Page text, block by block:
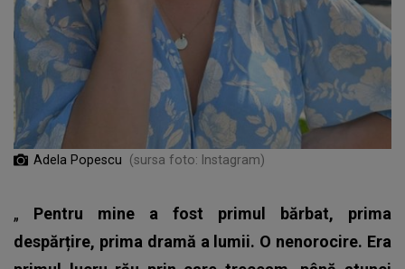
Adela Popescu (sursa foto: Instagram)
„ Pentru mine a fost primul bărbat, prima
despărțire, prima dramă a lumii. O nenorocire. Era